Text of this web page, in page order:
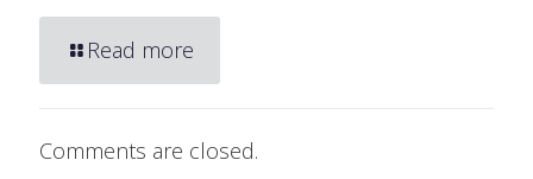
Read more
Comments are closed.